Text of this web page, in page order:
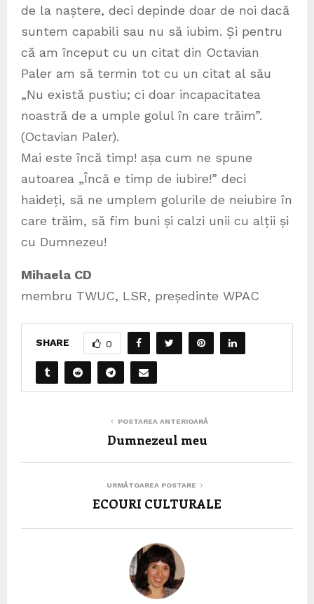
de la naștere, deci depinde doar de noi dacă
suntem capabili sau nu să iubim. Și pentru
că am început cu un citat din Octavian
Paler am să termin tot cu un citat al său
„Nu există pustiu; ci doar incapacitatea
noastră de a umple golul în care trăim”.
(Octavian Paler).
Mai este încă timp! așa cum ne spune
autoarea „Încă e timp de iubire!” deci
haideți, să ne umplem golurile de neiubire în
care trăim, să fim buni și calzi unii cu alții și
cu Dumnezeu!
Mihaela CD
membru TWUC, LSR, președinte WPAC
SHARE 0
POSTAREA ANTERIOARĂ
Dumnezeul meu
URMĂTOAREA POSTARE
ECOURI CULTURALE